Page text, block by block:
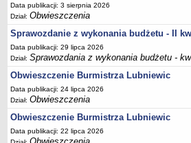
Oświadczenia majątkowe
Interpelacje radnych wraz z
Zapytania radnych wraz z odpowiedziami
Apele
JEDNOSTKI ORGANIZACYJNE
Biblioteka - Centrum Kultury
Zespół Szkolno-Przedszkolny
Data publikacji: 3 sierpnia 2026
Dział:Obwieszczenia
Sprawozdanie z wykonania budżetu - II
Data publikacji: 29 lipca 2026
Dział:Sprawozdania z wykonania budżetu -
Obwieszczenie Burmistrza Lubniewic
Data publikacji: 24 lipca 2026
Dział:Obwieszczenia
Obwieszczenie Burmistrza Lubniewic
Data publikacji: 22 lipca 2026